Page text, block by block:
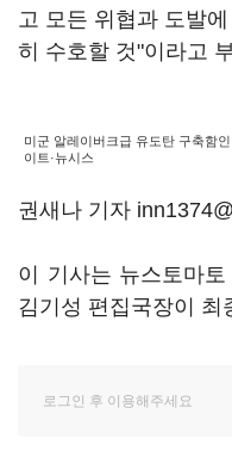
고 모든 위협과 도발
히 수호할 것"이라고
미군 알레이버크급 유도탄 구축함
이트·뉴시스
권새나 기자
이 기사는 뉴스토마
김기성 편집국장이 최